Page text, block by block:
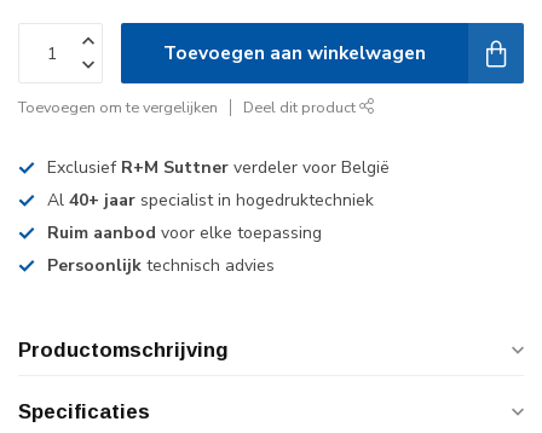
Toevoegen aan winkelwagen
Toevoegen om te vergelijken Deel dit product
Exclusief R+M Suttner verdeler voor België
Al 40+ jaar specialist in hogedruktechniek
Ruim aanbod voor elke toepassing
Persoonlijk technisch advies
Productomschrijving
Specificaties